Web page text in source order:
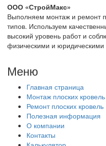
ООО «СтройМакс»
Выполняем монтаж и ремонт
типов. Используем
высокий уровень работ и
физическими и
Меню
Главная страница
Монтаж плоских кровель
Ремонт плоских кровель
Полезная информация
О компании
Контакты